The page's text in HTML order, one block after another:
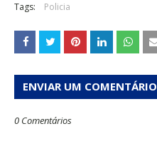
Tags: Policia
ENVIAR UM COMENTÁRIO
0 Comentários